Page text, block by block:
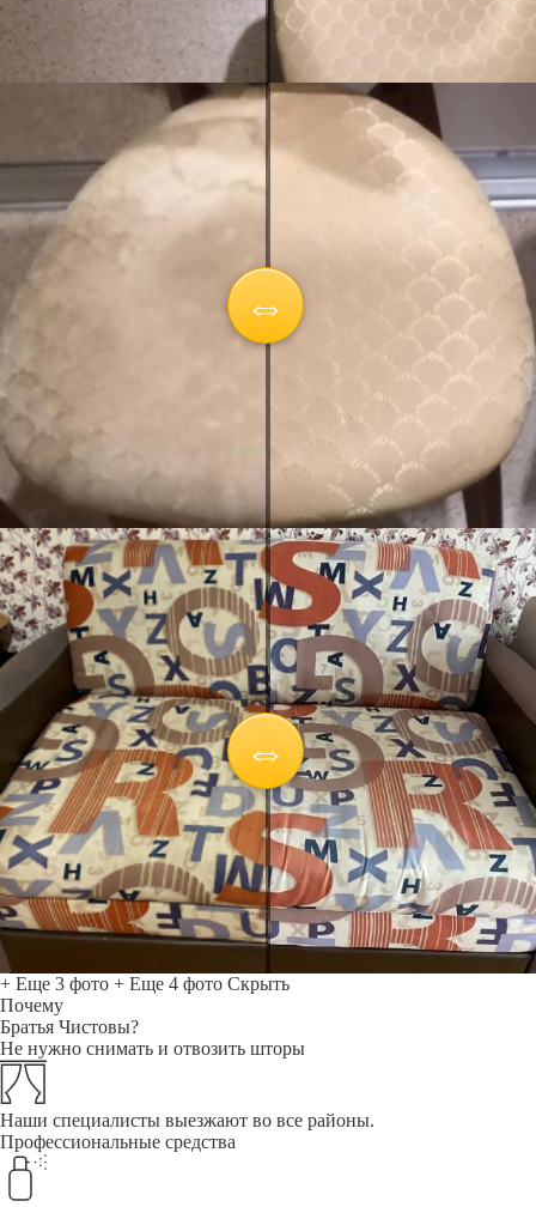
+ Еще 3 фото + Еще 4 фото Скрыть
Почему
Братья Чистовы?
Не нужно снимать и отвозить шторы
Наши специалисты выезжают во все районы.
Профессиональные средства